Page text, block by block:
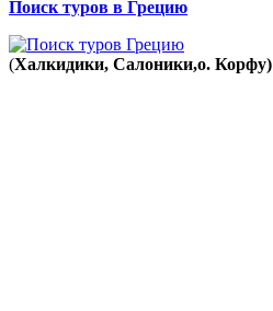
Поиск туров в Грецию
(Халкидики, Салоники,о. Корфу)